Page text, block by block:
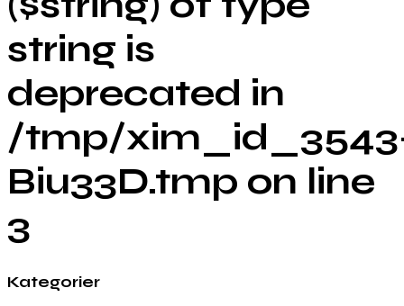
string is
deprecated in
/tmp/
Biu33D.tmp on line
3
Kategorier